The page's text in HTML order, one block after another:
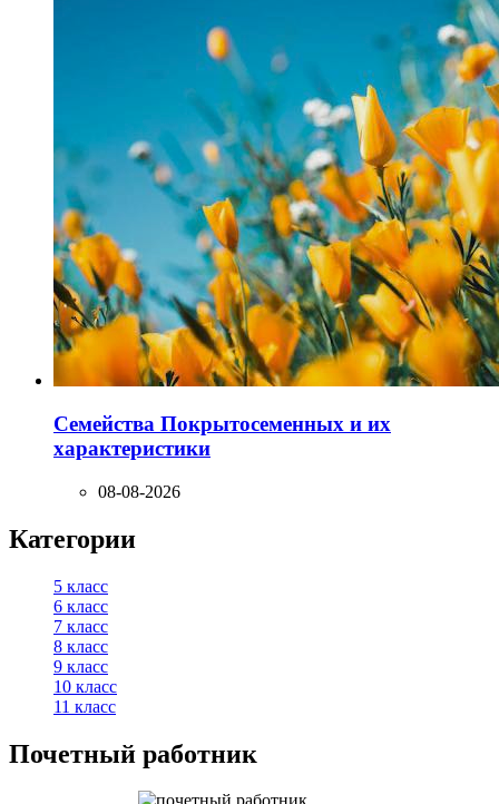
Семейства Покрытосеменных и их
характеристики
08-08-2026
Категории
5 класс
6 класс
7 класс
8 класс
9 класс
10 класс
11 класс
Почетный работник